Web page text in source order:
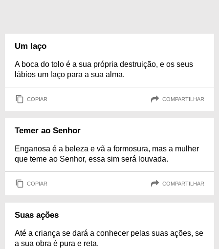
Um laço
A boca do tolo é a sua própria destruição, e os seus
lábios um laço para a sua alma.
COPIAR COMPARTILHAR
Temer ao Senhor
Enganosa é a beleza e vã a formosura, mas a mulher
que teme ao Senhor, essa sim será louvada.
COPIAR COMPARTILHAR
Suas ações
Até a criança se dará a conhecer pelas suas ações, se
a sua obra é pura e reta.